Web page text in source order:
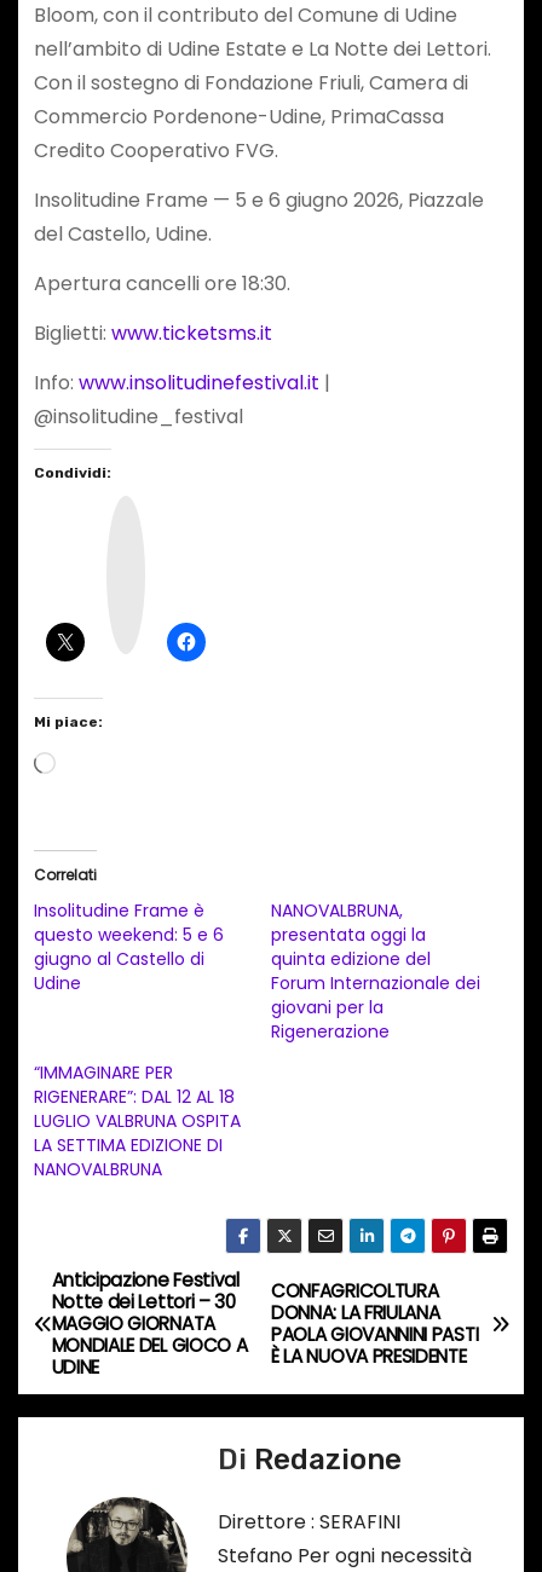
Bloom, con il contributo del Comune di Udine
nell’ambito di Udine Estate e La Notte dei Lettori.
Con il sostegno di Fondazione Friuli, Camera di
Commercio Pordenone-Udine, PrimaCassa
Credito Cooperativo FVG.
Insolitudine Frame — 5 e 6 giugno 2026, Piazzale
del Castello, Udine.
Apertura cancelli ore 18:30.
Biglietti: www.ticketsms.it
Info: www.insolitudinefestival.it |
@insolitudine_festival
Condividi:
Mi piace:
C
a
m
e
t
o
i
n
r
s
o
…
Correlati
Insolitudine Frame è
questo weekend: 5 e 6
giugno al Castello di
Udine
NANOVALBRUNA,
presentata oggi la
quinta edizione del
Forum Internazionale dei
giovani per la
Rigenerazione
“IMMAGINARE PER
RIGENERARE”: DAL 12 AL 18
LUGLIO VALBRUNA OSPITA
LA SETTIMA EDIZIONE DI
NANOVALBRUNA
N
a
v
CONFAGRICOLTURA
DONNA: LA FRIULANA
PAOLA GIOVANNINI PASTI
È LA NUOVA PRESIDENTE
Anticipazione Festival
Notte dei Lettori – 30
MAGGIO GIORNATA
MONDIALE DEL GIOCO A
UDINE
Di Redazione
Direttore : SERAFINI
Stefano Per ogni necessità